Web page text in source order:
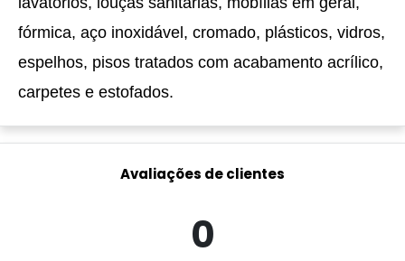
fórmica, aço inoxidável, cromado, plásticos, vidros,
espelhos, pisos tratados com acabamento acrílico,
carpetes e estofados.
Avaliações de clientes
0